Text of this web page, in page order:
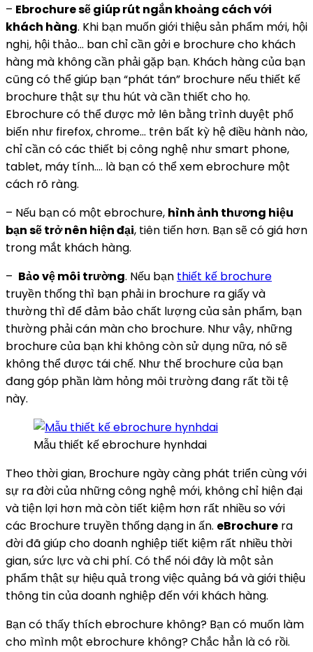
– Ebrochure sẽ giúp rút ngắn khoảng cách với
khách hàng. Khi bạn muốn giới thiệu sản phẩm mới, hội
nghị, hội thảo… ban chỉ cần gởi e brochure cho khách
hàng mà không cần phải gặp bạn. Khách hàng của bạn
cũng có thể giúp bạn “phát tán” brochure nếu thiết kế
brochure thật sự thu hút và cần thiết cho họ.
Ebrochure có thể được mở lên bằng trình duyệt phổ
biến như firefox, chrome… trên bất kỳ hệ điều hành nào,
chỉ cần có các thiết bị công nghệ như smart phone,
tablet, máy tính…. là bạn có thể xem ebrochure một
cách rõ ràng.
– Nếu bạn có một ebrochure, hình ảnh thương hiệu
bạn sẽ trở nên hiện đại, tiên tiến hơn. Bạn sẽ có giá hơn
trong mắt khách hàng.
– Bảo vệ môi trường. Nếu bạn thiết kế brochure
truyền thống thì bạn phải in brochure ra giấy và
thường thì để đảm bảo chất lượng của sản phẩm, bạn
thường phải cán màn cho brochure. Như vậy, những
brochure của bạn khi không còn sử dụng nữa, nó sẽ
không thể được tái chế. Như thế brochure của bạn
đang góp phần làm hỏng môi trường đang rất tồi tệ
này.
Mẫu thiết kế ebrochure hynhdai
Theo thời gian, Brochure ngày càng phát triển cùng với
sự ra đời của những công nghệ mới, không chỉ hiện đại
và tiện lợi hơn mà còn tiết kiệm hơn rất nhiều so với
các Brochure truyền thống dạng in ấn. eBrochure ra
đời đã giúp cho doanh nghiệp tiết kiệm rất nhiều thời
gian, sức lực và chi phí. Có thể nói đây là một sản
phẩm thật sự hiệu quả trong việc quảng bá và giới thiệu
thông tin của doanh nghiệp đến với khách hàng.
Bạn có thấy thích ebrochure không? Bạn có muốn làm
cho mình một ebrochure không? Chắc hẳn là có rồi.